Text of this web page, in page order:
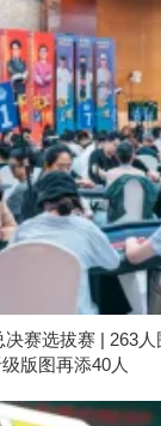
决赛选拔赛 | 263
版图再添40人